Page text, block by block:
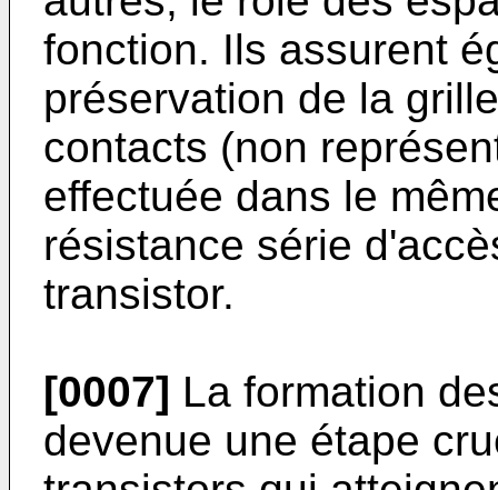
fonction. Ils assurent
préservation de la
contacts (non
effectuée dans le
résistance série
transistor.
[0007] La formation
devenue une étape